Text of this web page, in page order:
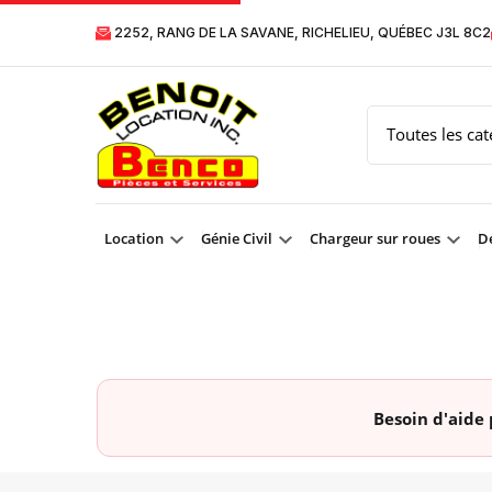
2252, RANG DE LA SAVANE, RICHELIEU, QUÉBEC J3L 8C2
Location Génie Civil Chargeur sur roues
Besoin